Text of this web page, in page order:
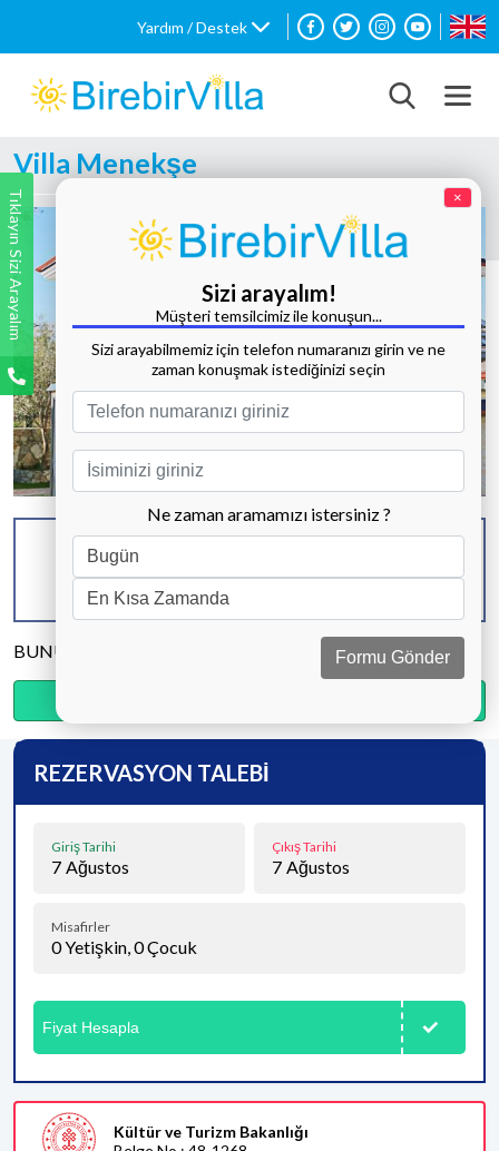
Yardım / Destek
Villa Menekşe
Tüm Fotoğrafları Göster
KAPASİTE
8 KİŞİ
BANYO & WC
4 ADET
YATAK ODASI
BUNU PAYLAŞ
REZERVASYON TALEBİ
Giriş Tarihi
7 Ağustos
Çıkış Tarihi
7 Ağustos
Misafirler
0Yetişkin,0Çocuk
Fiyat Hesapla
Kültür ve Turizm Bakanlığı
Tıklayın Sizi Arayalım ×
Sizi arayalım!
Müşteri temsilcimiz ile konuşun...
Sizi arayabilmemiz için telefon numaranızı girin ve ne
zaman konuşmak istediğinizi seçin
Ne zaman aramamızı istersiniz ?
Formu Gönder